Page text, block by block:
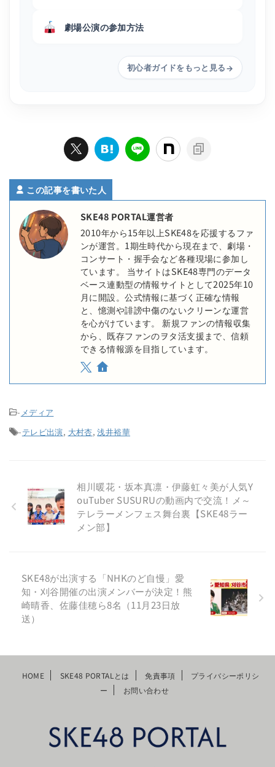
劇場公演の参加方法
初心者ガイドをもっと見る→
この記事を書いた人
SKE48 PORTAL運営者
2010年から15年以上SKE48を応援するファ
ンが運営。1期生時代から現在まで、劇場・
コンサート・握手会など各種現場に参加し
ています。 当サイトはSKE48専門のデータ
ベース連動型の情報サイトとして2025年10
月に開設。公式情報に基づく正確な情報
と、憶測や誹謗中傷のないクリーンな運営
を心がけています。 新規ファンの情報収集
から、既存ファンのヲタ活支援まで、信頼
できる情報源を目指しています。
- メディア
-テレビ出演, 大村杏,浅井裕華
相川暖花・坂本真凛・伊藤虹々美が人気Y
ouTuber SUSURUの動画内で交流！メ～
テレラーメンフェス舞台裏【SKE48ラー
メン部】
SKE48が出演する「NHKのど自慢」愛
知・刈谷開催の出演メンバーが決定！熊
崎晴香、佐藤佳穂ら8名（11月23日放
送）
HOME SKE48 PORTALとは 免責事項
プライバシーポリシ
ー
お問い合わせ